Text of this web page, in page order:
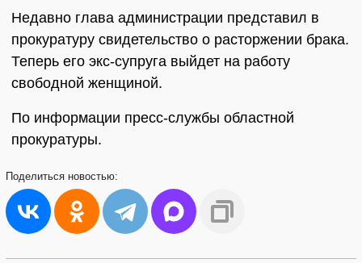
Недавно глава администрации представил в
прокуратуру свидетельство о расторжении брака.
Теперь его экс-супруга выйдет на работу
свободной женщиной.
По информации пресс-службы областной
прокуратуры.
Поделиться новостью: